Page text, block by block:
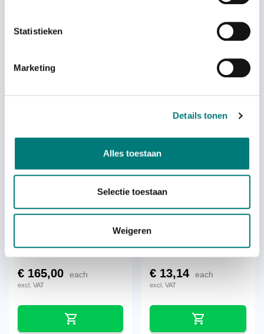
Statistieken
Marketing
Details tonen
Alles toestaan
Selectie toestaan
Weigeren
€24,66
WBH belt attachment for
each
WBH holder with charger for
€ 165,00 each
excl. VAT
WBH wall bracket for
€ 13,14 each
excl. VAT